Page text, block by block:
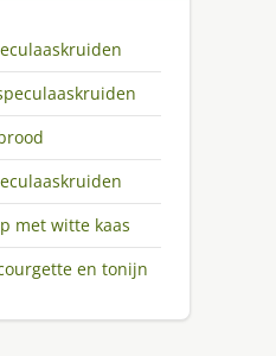
met witte kaas
en tonijn